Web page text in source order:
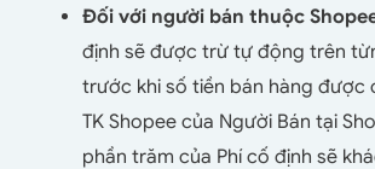
Đối với người bán thuộc
định sẽ được trừ tự động trên
trước khi số tiền bán hàng được
TK Shopee của Người Bán tại
phần trăm của Phí cố định sẽ